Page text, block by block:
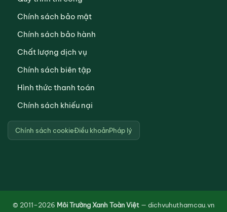
Chính sách bảo mật
Chính sách bảo hành
Chất lượng dịch vụ
Chính sách biên tập
Hình thức thanh toán
Chính sách khiếu nại
Chính sách cookieĐiều khoảnPháp lý
© 2011–2026 Môi Trường Xanh Toàn Việt — dichvuhuthamcau.vn